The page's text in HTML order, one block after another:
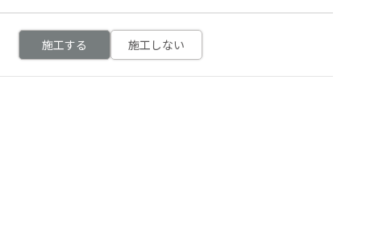
施工する 施工しない